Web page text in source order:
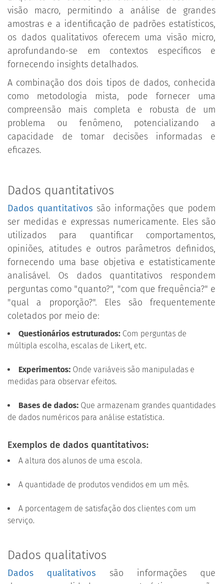
visão macro, permitindo a análise de grandes
amostras e a identificação de padrões estatísticos,
os dados qualitativos oferecem uma visão micro,
aprofundando-se em contextos específicos e
fornecendo insights detalhados.
A combinação dos dois tipos de dados, conhecida
como metodologia mista, pode fornecer uma
compreensão mais completa e robusta de um
problema ou fenômeno, potencializando a
capacidade de tomar decisões informadas e
eficazes.
Dados quantitativos
Dados quantitativos são informações que podem
ser medidas e expressas numericamente. Eles são
utilizados para quantificar comportamentos,
opiniões, atitudes e outros parâmetros definidos,
fornecendo uma base objetiva e estatisticamente
analisável. Os dados quantitativos respondem
perguntas como "quanto?", "com que frequência?" e
"qual a proporção?". Eles são frequentemente
coletados por meio de:
Questionários estruturados: Com perguntas de
múltipla escolha, escalas de Likert, etc.
Experimentos: Onde variáveis são manipuladas e
medidas para observar efeitos.
Bases de dados: Que armazenam grandes quantidades
de dados numéricos para análise estatística.
Exemplos de dados quantitativos:
A altura dos alunos de uma escola.
A quantidade de produtos vendidos em um mês.
A porcentagem de satisfação dos clientes com um
serviço.
Dados qualitativos
Dados qualitativos são informações que